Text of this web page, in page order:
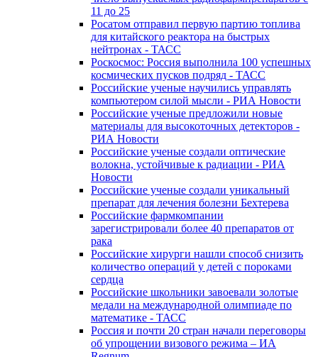
11 до 25
Росатом отправил первую партию топлива
для китайского реактора на быстрых
нейтронах - ТАСС
Роскосмос: Россия выполнила 100 успешных
космических пусков подряд - ТАСС
Российские ученые научились управлять
компьютером силой мысли - РИА Новости
Российские ученые предложили новые
материалы для высокоточных детекторов -
РИА Новости
Российские ученые создали оптические
волокна, устойчивые к радиации - РИА
Новости
Российские ученые создали уникальный
препарат для лечения болезни Бехтерева
Российские фармкомпании
зарегистрировали более 40 препаратов от
рака
Российские хирурги нашли способ снизить
количество операций у детей с пороками
сердца
Российские школьники завоевали золотые
медали на международной олимпиаде по
математике - ТАСС
Россия и почти 20 стран начали переговоры
об упрощении визового режима – ИА